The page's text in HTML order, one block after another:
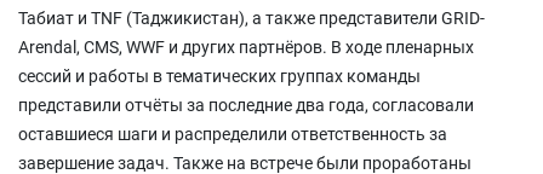
Табиат и TNF (Таджикистан), а также представители GRID-
Arendal, CMS, WWF и других партнёров. В ходе пленарных
сессий и работы в тематических группах команды
представили отчёты за последние два года, согласовали
оставшиеся шаги и распределили ответственность за
завершение задач. Также на встрече были проработаны